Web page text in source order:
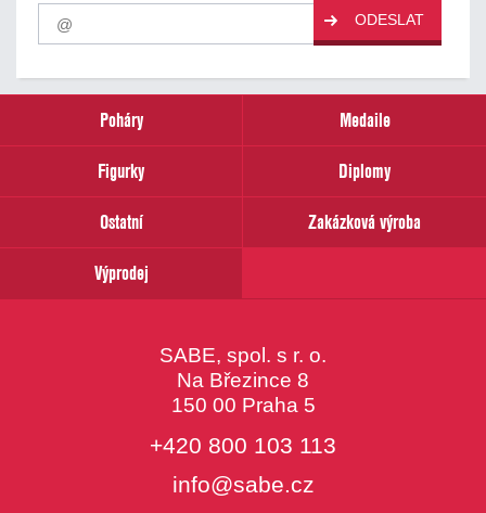
Pro
odběr
našich
email
ODESLAT
Poháry
Medaile
Figurky
Diplomy
Ostatní
Zakázková výroba
Výprodej
SABE, spol. s r. o.
Na Březince 8
150 00 Praha 5
+420 800 103 113
info@sabe.cz